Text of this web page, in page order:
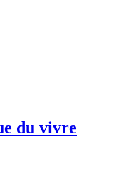
du vivre